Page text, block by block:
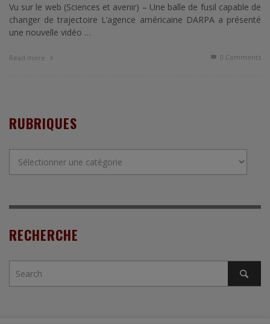
Vu sur le web (Sciences et avenir) – Une balle de fusil capable de
changer de trajectoire L’agence américaine DARPA a présenté
une nouvelle vidéo …
Read more 0 Comments
RUBRIQUES
RECHERCHE